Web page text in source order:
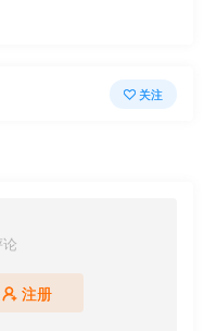
关注
注册